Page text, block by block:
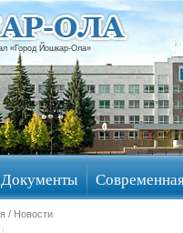
«Город Йошкар-Ола»
Документы
/ Новости